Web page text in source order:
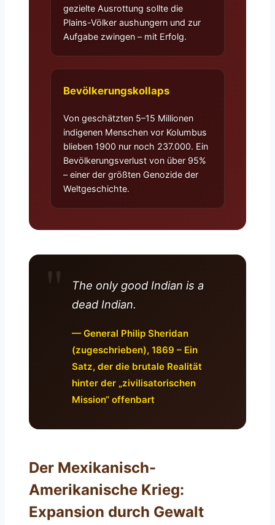
gezielte Ausrottung sollte die
Plains-Völker aushungern und zur
Aufgabe zwingen – mit Erfolg.
Bevölkerungskollaps
Von geschätzten 5–15 Millionen
indigenen Menschen vor Kolumbus
blieben 1900 nur noch 237.000. Ein
Bevölkerungsverlust von über 95%
– einer der größten Genozide der
Weltgeschichte.
The only good Indian is a
dead Indian.
— General Philip Sheridan
(zugeschrieben), 1869 – Ein
Satz, der die brutale Realität
hinter der „zivilisatorischen
Mission“ offenbart
Der Mexikanisch-
Amerikanische Krieg:
Expansion durch Gewalt